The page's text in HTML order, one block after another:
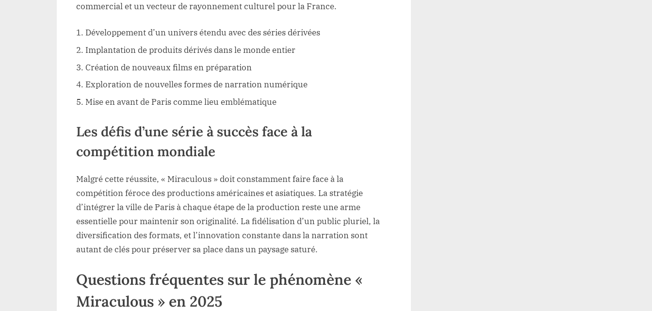
commercial et un vecteur de rayonnement culturel pour la France.
Développement d’un univers étendu avec des séries dérivées
Implantation de produits dérivés dans le monde entier
Création de nouveaux films en préparation
Exploration de nouvelles formes de narration numérique
Mise en avant de Paris comme lieu emblématique
Les défis d’une série à succès face à la
compétition mondiale
Malgré cette réussite, « Miraculous » doit constamment faire face à la
compétition féroce des productions américaines et asiatiques. La stratégie
d’intégrer la ville de Paris à chaque étape de la production reste une arme
essentielle pour maintenir son originalité. La fidélisation d’un public pluriel, la
diversification des formats, et l’innovation constante dans la narration sont
autant de clés pour préserver sa place dans un paysage saturé.
Questions fréquentes sur le phénomène «
Miraculous » en 2025